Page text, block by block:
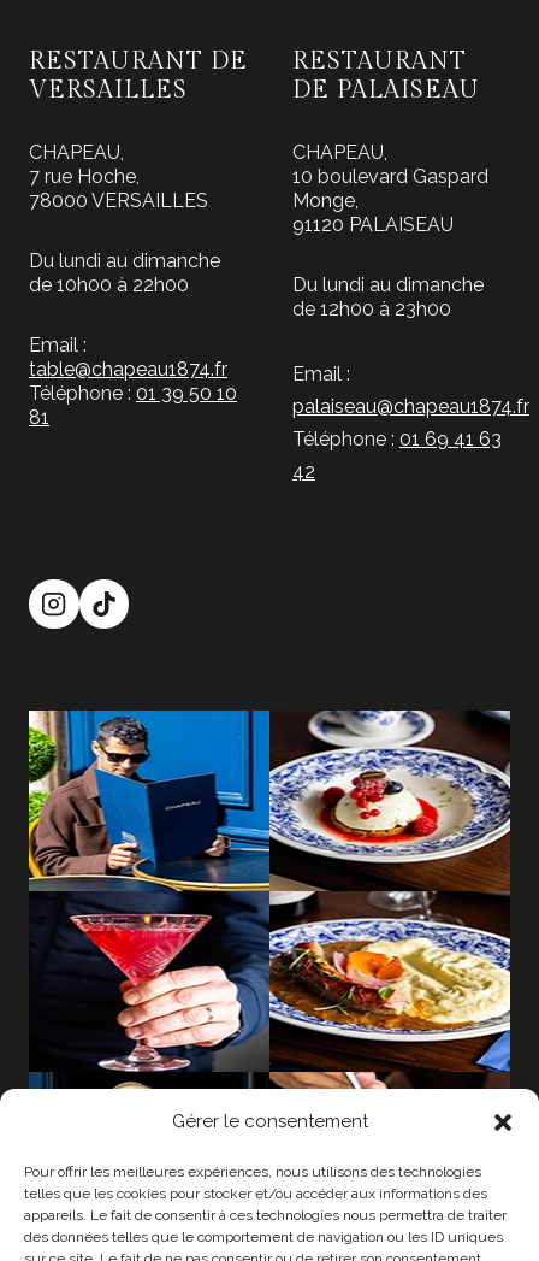
Gérer le consentement
Pour offrir les meilleures expériences, nous utilisons des technologies
telles que les cookies pour stocker et/ou accéder aux informations des
appareils. Le fait de consentir à ces technologies nous permettra de traiter
des données telles que le comportement de navigation ou les ID uniques
RESTAURANT DE
VERSAILLES
CHAPEAU,
7 rue Hoche,
78000 VERSAILLES
Du lundi au dimanche
de 10h00 à 22h00
Email :
table@chapeau1874.fr
Téléphone : 01 39 50 10
81
RESTAURANT
DE PALAISEAU
CHAPEAU,
10 boulevard Gaspard
Monge,
91120 PALAISEAU
Du lundi au dimanche
de 12h00 à 23h00
Email :
palaiseau@chapeau1874.fr
Téléphone : 01 69 41 63
42